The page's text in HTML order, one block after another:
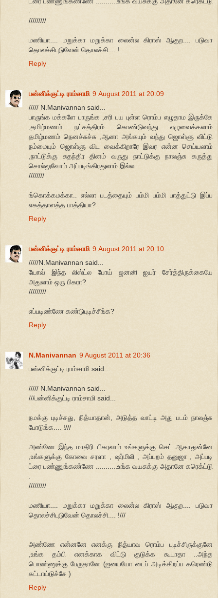
/////////
மணியா.... மறுக்கா மறுக்கா லைன்ல கிராஸ் ஆகுற.... படுவா
தொலச்சிபுடுவேன் தொலச்சி.... !
Reply
பன்னிக்குட்டி ராம்சாமி 9 August 2011 at 20:09
///// N.Manivannan said...
பாருங்க மக்களே பாருங்க ,சரி பய புள்ள ரொம்ப எழுதாம இருக்கே
,தமிழ்மணம் நட்சத்திரம் கொண்டுவந்து எழுவைக்கலாம்
தமிழ்மணம் நெனச்சுச்சு ,ஆனா அங்கயும் வந்து ஜொள்ளு விட்டு
நம்மையும் ஜொள்ளு விட வைக்கிறாரே இவர என்ன செய்யலாம்
,நாட்டுக்கு சுதந்திர தினம் வருது நாட்டுக்கு நாலஞ்சு கருத்து
சொல்லுவோம் அப்படிங்கிரதுலாம் இல்ல
////////
ங்கொக்கமக்கா.. எல்லா படத்தையும் பம்மி பம்மி பாத்துட்டு இப்ப
எகத்தாளத்த பாத்தியா?
Reply
பன்னிக்குட்டி ராம்சாமி 9 August 2011 at 20:10
/////N.Manivannan said...
யோவ் இந்த லிஸ்ட்ல போய் ஜனனி ஐயர் சேர்த்திருக்கையே
அதுலாம் ஒரு பிகரா?
/////////
எப்படிண்ணே கண்டுபுடிச்சீங்க?
Reply
N.Manivannan 9 August 2011 at 20:36
பன்னிக்குட்டி ராம்சாமி said...
///// N.Manivannan said...
///பன்னிக்குட்டி ராம்சாமி said...
நமக்கு புடிச்சது, நித்யாதான், அடுத்த வாட்டி அது படம் நாலஞ்சு
போடுங்க.... !///
அண்ணே இந்த மாதிரி பிகரலாம் உங்களுக்கு செட் ஆகாதுன்னே
,உங்களுக்கு கோவை சரளா , ஷர்மிலி , அப்பறம் தனுஜா , அப்படி
ட்ரை பண்ணுங்கண்ணே ...........உங்க வயசுக்கு அதானே கரெக்ட்டு
/////////
மணியா.... மறுக்கா மறுக்கா லைன்ல கிராஸ் ஆகுற.... படுவா
தொலச்சிபுடுவேன் தொலச்சி.... !///
அண்ணே என்னனே எனக்கு நித்யாவ ரொம்ப புடிச்சிருக்குனே
,உங்க தம்பி எனக்காக விட்டு குடுக்க கூடாதா ..அந்த
பொண்ணுக்கு பேருதானே (ஐயையோ டைப் அடிக்கிறப்ப கரெண்டு
கட்டாய்டுச்சே )
Reply